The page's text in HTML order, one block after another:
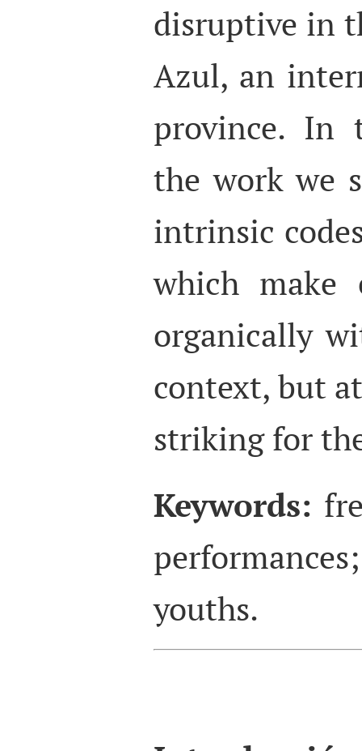
disruptive in
Azul, an
province. In
the work we
intrinsic
which make
organically
context, but
striking for
Keywords:
youths.